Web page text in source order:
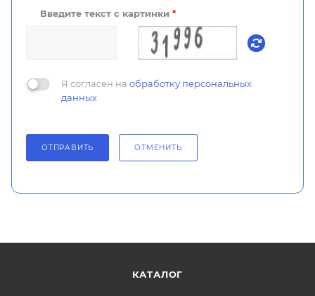
Введите текст с картинки *
Я согласен на обработку персональных
данных
ОТПРАВИТЬ ОТМЕНИТЬ
КАТАЛОГ